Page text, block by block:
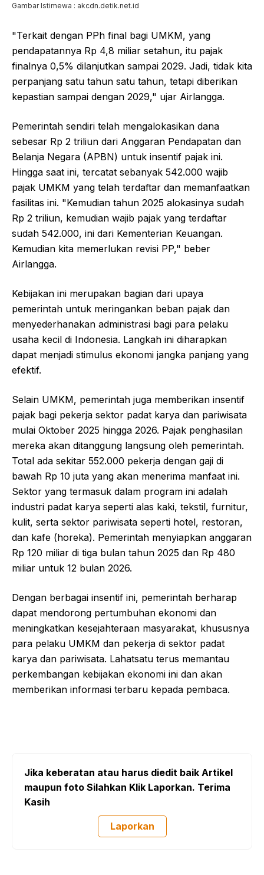
Gambar Istimewa : akcdn.detik.net.id
"Terkait dengan PPh final bagi UMKM, yang
pendapatannya Rp 4,8 miliar setahun, itu pajak
finalnya 0,5% dilanjutkan sampai 2029. Jadi, tidak kita
perpanjang satu tahun satu tahun, tetapi diberikan
kepastian sampai dengan 2029," ujar Airlangga.
Pemerintah sendiri telah mengalokasikan dana
sebesar Rp 2 triliun dari Anggaran Pendapatan dan
Belanja Negara (APBN) untuk insentif pajak ini.
Hingga saat ini, tercatat sebanyak 542.000 wajib
pajak UMKM yang telah terdaftar dan memanfaatkan
fasilitas ini. "Kemudian tahun 2025 alokasinya sudah
Rp 2 triliun, kemudian wajib pajak yang terdaftar
sudah 542.000, ini dari Kementerian Keuangan.
Kemudian kita memerlukan revisi PP," beber
Airlangga.
Kebijakan ini merupakan bagian dari upaya
pemerintah untuk meringankan beban pajak dan
menyederhanakan administrasi bagi para pelaku
usaha kecil di Indonesia. Langkah ini diharapkan
dapat menjadi stimulus ekonomi jangka panjang yang
efektif.
Selain UMKM, pemerintah juga memberikan insentif
pajak bagi pekerja sektor padat karya dan pariwisata
mulai Oktober 2025 hingga 2026. Pajak penghasilan
mereka akan ditanggung langsung oleh pemerintah.
Total ada sekitar 552.000 pekerja dengan gaji di
bawah Rp 10 juta yang akan menerima manfaat ini.
Sektor yang termasuk dalam program ini adalah
industri padat karya seperti alas kaki, tekstil, furnitur,
kulit, serta sektor pariwisata seperti hotel, restoran,
dan kafe (horeka). Pemerintah menyiapkan anggaran
Rp 120 miliar di tiga bulan tahun 2025 dan Rp 480
miliar untuk 12 bulan 2026.
Dengan berbagai insentif ini, pemerintah berharap
dapat mendorong pertumbuhan ekonomi dan
meningkatkan kesejahteraan masyarakat, khususnya
para pelaku UMKM dan pekerja di sektor padat
karya dan pariwisata. Lahatsatu terus memantau
perkembangan kebijakan ekonomi ini dan akan
memberikan informasi terbaru kepada pembaca.
Jika keberatan atau harus diedit baik Artikel
maupun foto Silahkan Klik Laporkan. Terima
Kasih
Laporkan